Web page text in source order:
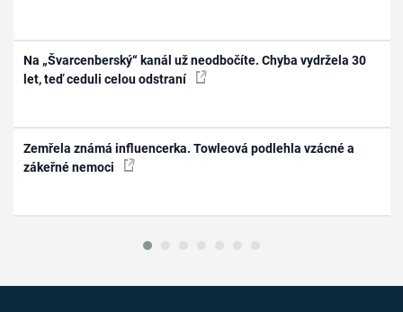
Na „Švarcenberský“ kanál už neodbočíte. Chyba vydržela 30
let, teď ceduli celou odstraní
Zemřela známá influencerka. Towleová podlehla vzácné a
zákeřné nemoci